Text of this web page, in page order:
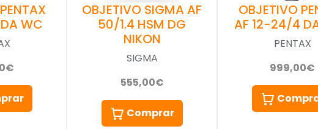
WC
OBJETIVO SIGMA AF
50/1.4 HSM DG
NIKON
SIGMA
555,00€
Comprar
OBJETIVO
AF 12-24/4
PENTAX
999,00€